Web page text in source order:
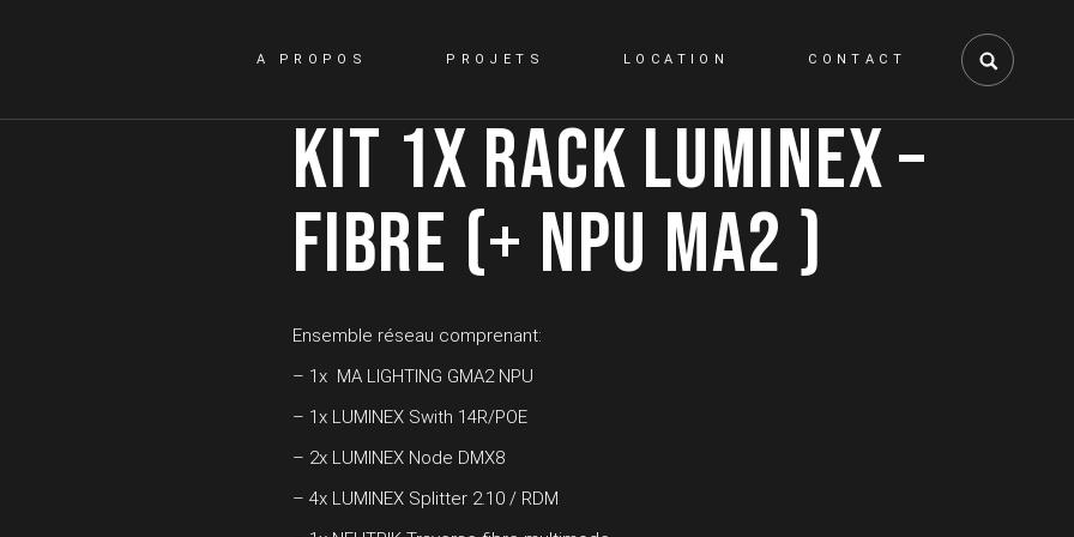
A PROPOS PROJETS LOCATION CONTACT
KIT 1X RACK LUMINEX –
FIBRE (+ NPU MA2 )
Ensemble réseau comprenant:
– 1x MA LIGHTING GMA2 NPU
– 1x LUMINEX Swith 14R/POE
– 2x LUMINEX Node DMX8
– 4x LUMINEX Splitter 2.10 / RDM